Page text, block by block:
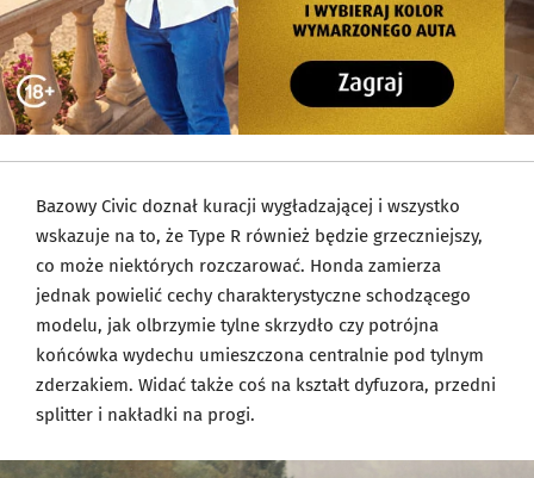
Bazowy Civic doznał kuracji wygładzającej i wszystko
wskazuje na to, że Type R również będzie grzeczniejszy,
co może niektórych rozczarować. Honda zamierza
jednak powielić cechy charakterystyczne schodzącego
modelu, jak olbrzymie tylne skrzydło czy potrójna
końcówka wydechu umieszczona centralnie pod tylnym
zderzakiem. Widać także coś na kształt dyfuzora, przedni
splitter i nakładki na progi.